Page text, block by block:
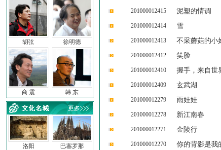
胡弦 徐明德
商 震 韩 东
洛阳 巴塞罗那
201000012415 泥塑的情调
201000012414 雪
201000012413 不采蘑菇的小
201000012412 笑脸
201000012410 握手，来自世
201000012409 玄武湖
201000012279 雨娃娃
201000012278 新江南春
201000012271 金陵行
201000012270 你的背影是我